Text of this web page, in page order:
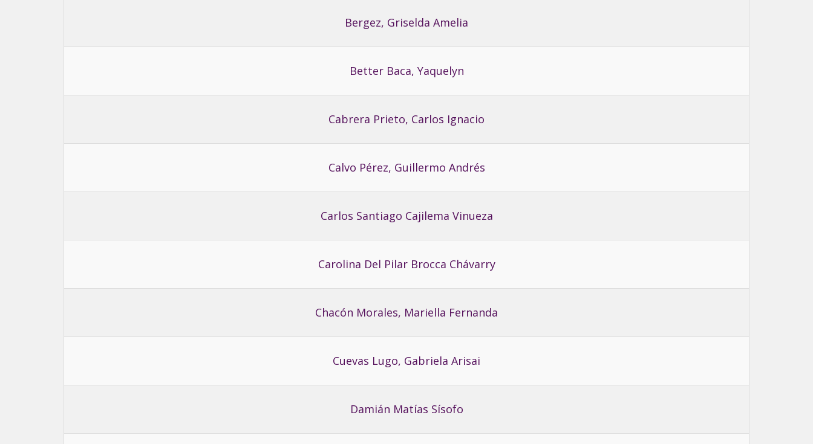
Bergez, Griselda Amelia
Better Baca, Yaquelyn
Cabrera Prieto, Carlos Ignacio
Calvo Pérez, Guillermo Andrés
Carlos Santiago Cajilema Vinueza
Carolina Del Pilar Brocca Chávarry
Chacón Morales, Mariella Fernanda
Cuevas Lugo, Gabriela Arisai
Damián Matías Sísofo